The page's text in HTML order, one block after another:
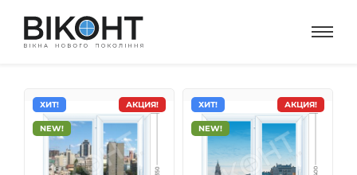
АКЦИЯ!
ХИТ!
NEW!
АКЦИЯ!
ХИТ!
NEW!